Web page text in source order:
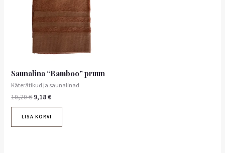
Saunalina “Bamboo” pruun
Käterätikud ja saunalinad
10,20€ 9,18€
LISA KORVI